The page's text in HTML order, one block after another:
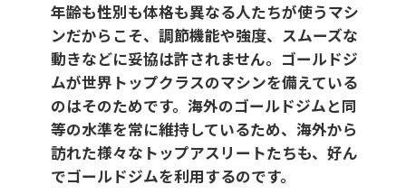
年齢も性別も体格も異なる人たちが使うマシ
ンだからこそ、調節機能や強度、スムーズな
動きなどに妥協は許されません。ゴールドジ
ムが世界トップクラスのマシンを備えている
のはそのためです。海外のゴールドジムと同
等の水準を常に維持しているため、海外から
訪れた様々なトップアスリートたちも、好ん
でゴールドジムを利用するのです。